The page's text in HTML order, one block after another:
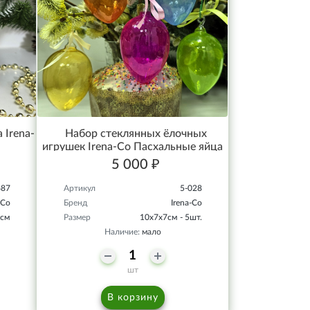
Irena-
Набор стеклянных ёлочных
игрушек Irena-Co Пасхальные яйца
прозрачные
5 000 ₽
Артикул
5-028
Бренд
Irena-Co
Размер
10х7х7см - 5шт.
Наличие: мало
шт
В корзину